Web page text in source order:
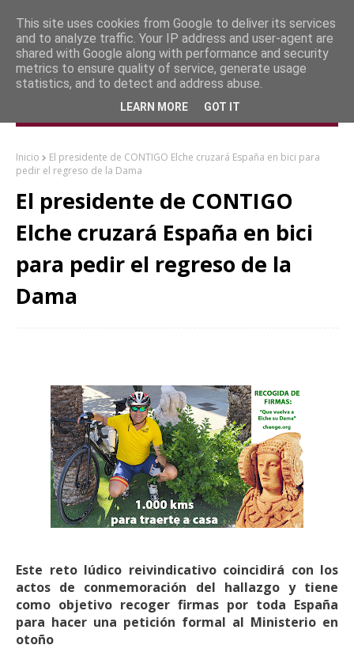
Inicio
El presidente de CONTIGO Elche cruzará España en bici para
pedir el regreso de la Dama
El presidente de CONTIGO
Elche cruzará España en bici
para pedir el regreso de la
Dama
Este reto lúdico reivindicativo coincidirá con los
actos de conmemoración del hallazgo y tiene
como objetivo recoger firmas por toda España
para hacer una petición formal al Ministerio en
otoño
This site uses cookies from Google to deliver its services
and to analyze traffic. Your IP address and user-agent are
shared with Google along with performance and security
metrics to ensure quality of service, generate usage
statistics, and to detect and address abuse.
LEARN MORE GOT IT